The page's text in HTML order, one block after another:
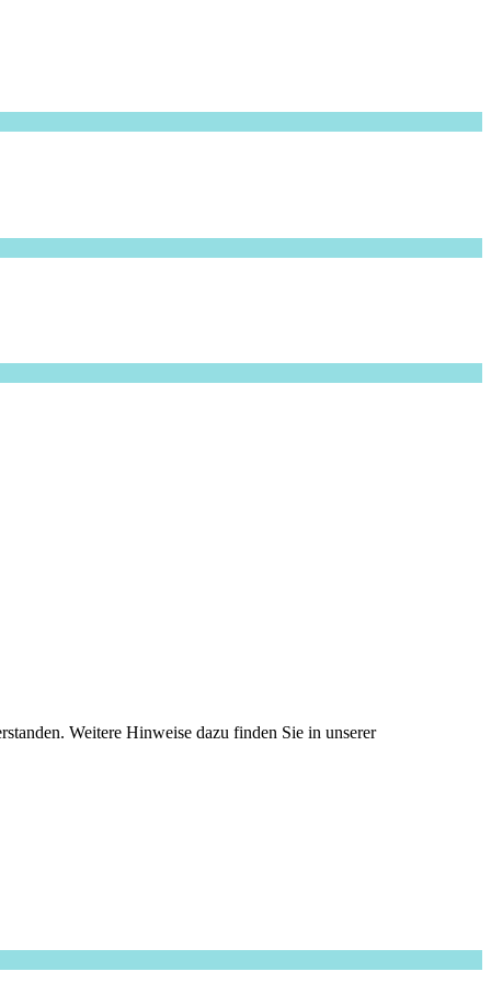
Weitere Hinweise dazu finden Sie in unserer